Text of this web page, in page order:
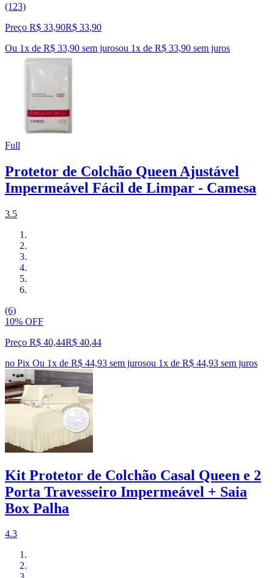
(123)
Preço R$ 33,90R$ 33,90
Ou 1x de R$ 33,90 sem jurosou 1x de R$ 33,90 sem juros
Full
Protetor de Colchão Queen Ajustável
Impermeável Fácil de Limpar - Camesa
3.5
(6)
10% OFF
Preço R$ 40,44R$ 40,44
no Pix Ou 1x de R$ 44,93 sem jurosou 1x de R$ 44,93 sem juros
Kit Protetor de Colchão Casal Queen e 2
Porta Travesseiro Impermeável + Saia
Box Palha
4.3